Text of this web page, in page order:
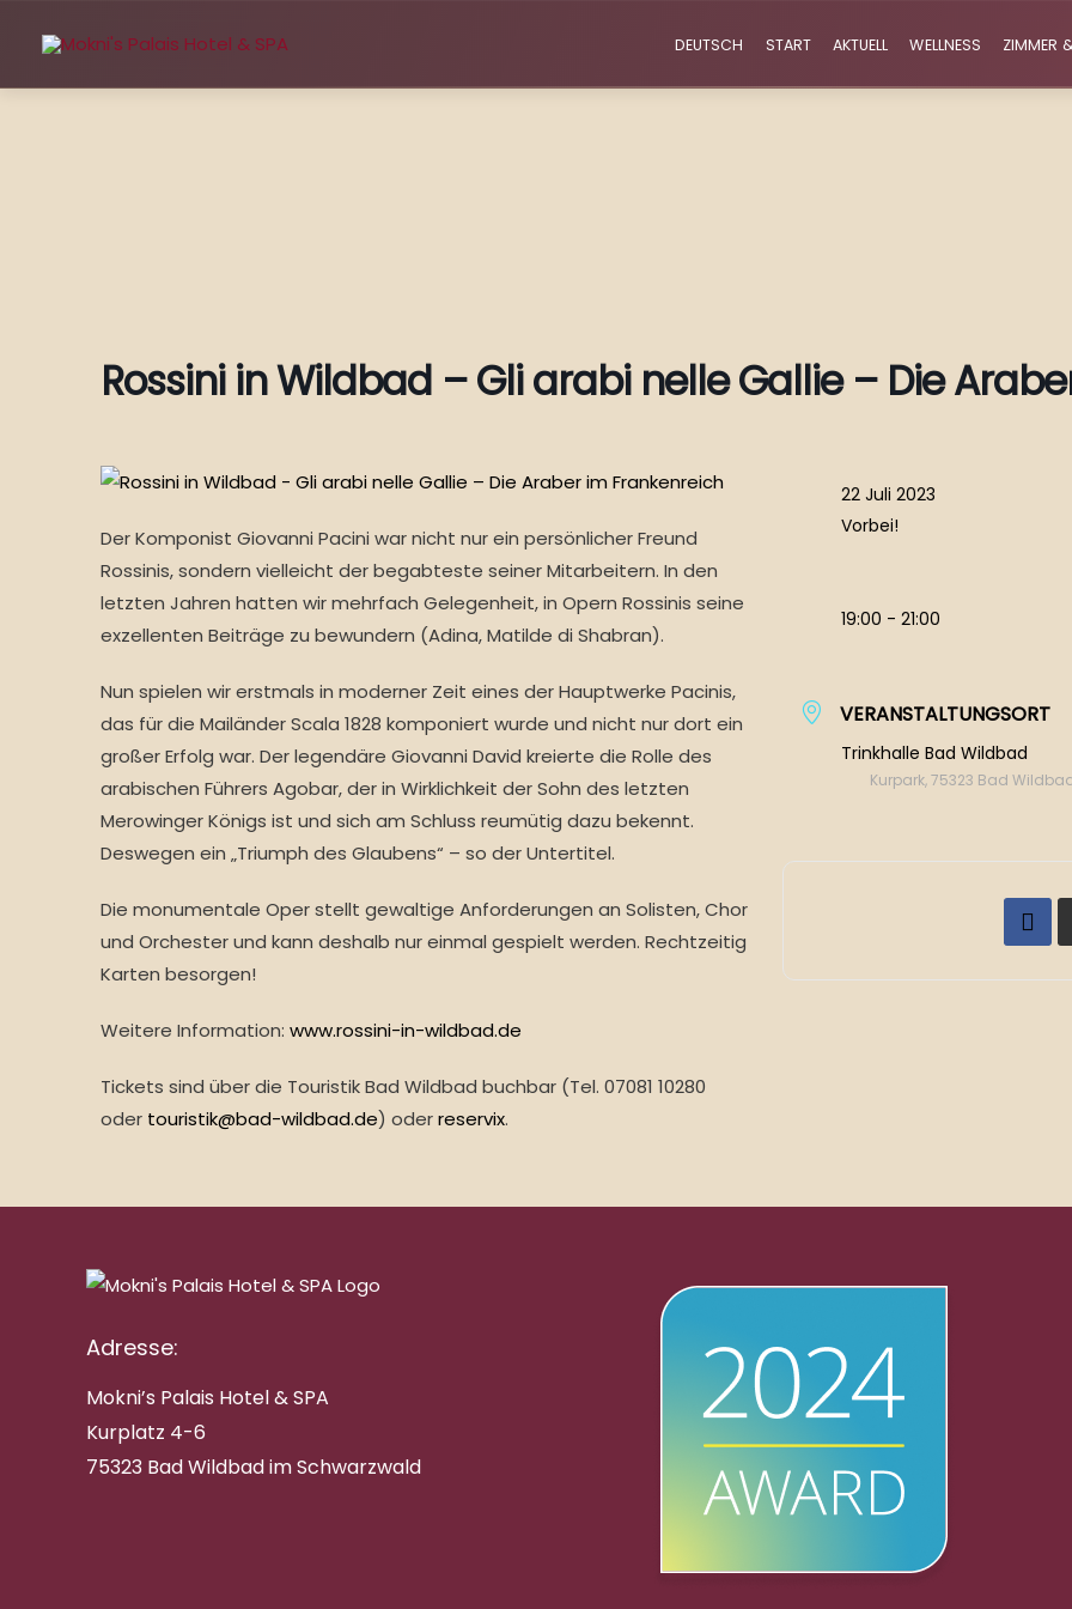
Inhalt
DEUTSCH START AKTUELL WELLNESS ZIMMER
Rossini in Wildbad – Gli arabi nelle Gallie – Die
Der Komponist Giovanni Pacini war nicht nur ein persönlicher Freund
Rossinis, sondern vielleicht der begabteste seiner Mitarbeitern. In den
letzten Jahren hatten wir mehrfach Gelegenheit, in Opern Rossinis seine
exzellenten Beiträge zu bewundern (Adina, Matilde di Shabran).
Nun spielen wir erstmals in moderner Zeit eines der Hauptwerke Pacinis,
das für die Mailänder Scala 1828 komponiert wurde und nicht nur dort ein
großer Erfolg war. Der legendäre Giovanni David kreierte die Rolle des
arabischen Führers Agobar, der in Wirklichkeit der Sohn des letzten
Merowinger Königs ist und sich am Schluss reumütig dazu bekennt.
Deswegen ein „Triumph des Glaubens“ – so der Untertitel.
Die monumentale Oper stellt gewaltige Anforderungen an Solisten, Chor
und Orchester und kann deshalb nur einmal gespielt werden. Rechtzeitig
Karten besorgen!
Weitere Information: www.rossini-in-wildbad.de
Tickets sind über die Touristik Bad Wildbad buchbar (Tel. 07081 10280
oder touristik@bad-wildbad.de) oderreservix.
22 Juli 2023
Vorbei!
19:00 - 21:00
VERANSTALTUNGSORT
Trinkhalle Bad Wildbad
Kurpark, 75323 Bad
Adresse:
Mokni’s Palais Hotel & SPA
Kurplatz 4-6
75323 Bad Wildbad im Schwarzwald